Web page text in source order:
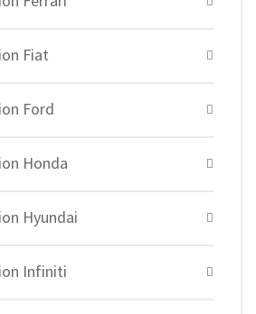
Fiat
Ford
Honda
Hyundai
Infiniti